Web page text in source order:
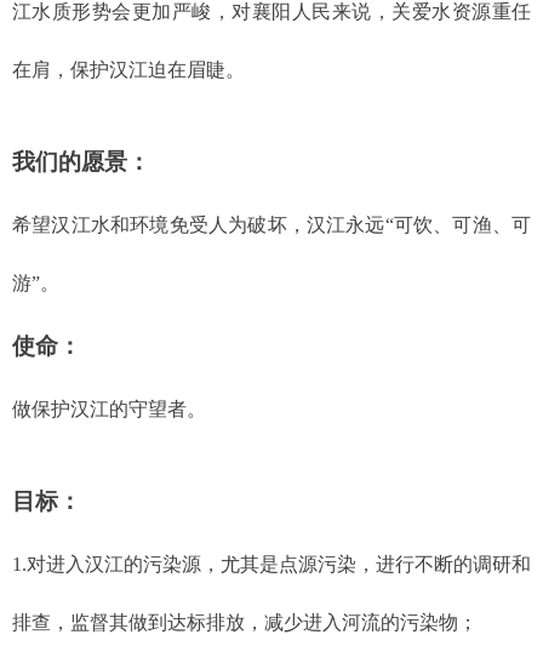
江水质形势会更加严峻，对襄阳人民来说，关爱水资源重任
在肩，保护汉江迫在眉睫。
我们的愿景：
希望汉江水和环境免受人为破坏，汉江永远“可饮、可渔、可
游”。
使命：
做保护汉江的守望者。
目标：
1.对进入汉江的污染源，尤其是点源污染，进行不断的调研和
排查，监督其做到达标排放，减少进入河流的污染物；